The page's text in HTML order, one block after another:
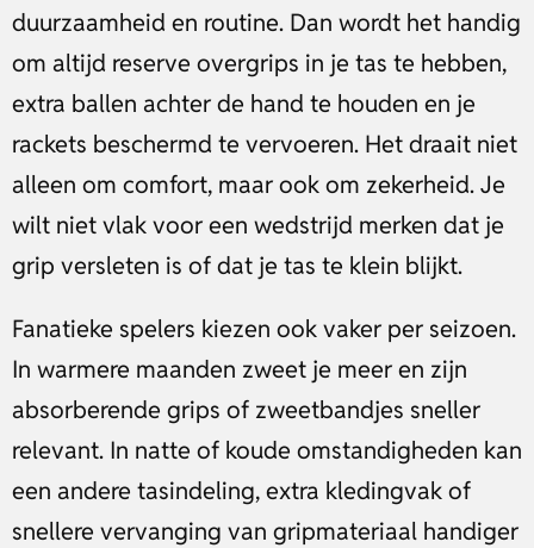
duurzaamheid en routine. Dan wordt het handig
om altijd reserve overgrips in je tas te hebben,
extra ballen achter de hand te houden en je
rackets beschermd te vervoeren. Het draait niet
alleen om comfort, maar ook om zekerheid. Je
wilt niet vlak voor een wedstrijd merken dat je
grip versleten is of dat je tas te klein blijkt.
Fanatieke spelers kiezen ook vaker per seizoen.
In warmere maanden zweet je meer en zijn
absorberende grips of zweetbandjes sneller
relevant. In natte of koude omstandigheden kan
een andere tasindeling, extra kledingvak of
snellere vervanging van gripmateriaal handiger